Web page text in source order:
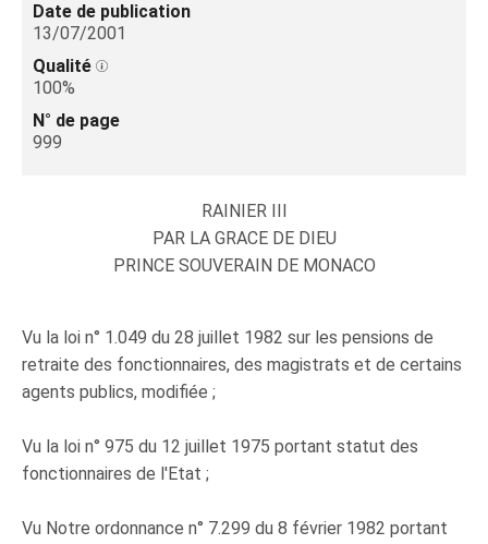
Date de publication
13/07/2001
Qualité
100%
N° de page
999
RAINIER III
PAR LA GRACE DE DIEU
PRINCE SOUVERAIN DE MONACO
Vu la loi n° 1.049 du 28 juillet 1982 sur les pensions de
retraite des fonctionnaires, des magistrats et de certains
agents publics, modifiée ;
Vu la loi n° 975 du 12 juillet 1975 portant statut des
fonctionnaires de l'Etat ;
Vu Notre ordonnance n° 7.299 du 8 février 1982 portant